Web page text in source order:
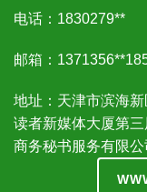
电话：1830279**
邮箱：1371356**
地址：天津市滨海
读者新媒体大厦第
商务秘书服务有限公